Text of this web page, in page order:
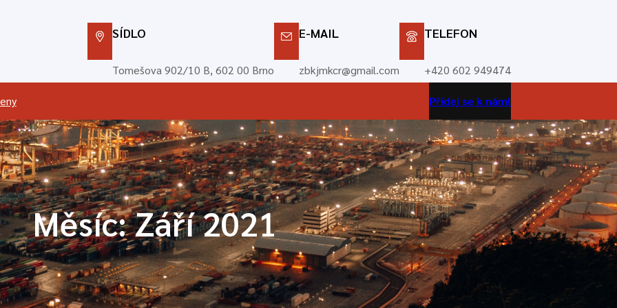
SÍDLO
Tomešova 902/10 B, 602 00 Brno
E-MAIL
zbkjmkcr@gmail.com
TELEFON
+420 602 949474
Přidej se k nám!
Měsíc:Září 2021